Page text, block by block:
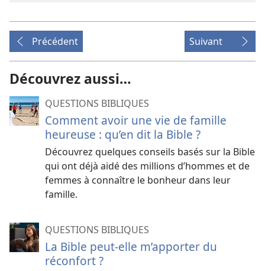
Précédent Suivant
Découvrez aussi…
QUESTIONS BIBLIQUES
Comment avoir une vie de famille
heureuse : qu’en dit la Bible ?
Découvrez quelques conseils basés sur la Bible
qui ont déjà aidé des millions d’hommes et de
femmes à connaître le bonheur dans leur
famille.
QUESTIONS BIBLIQUES
La Bible peut-elle m’apporter du
réconfort ?